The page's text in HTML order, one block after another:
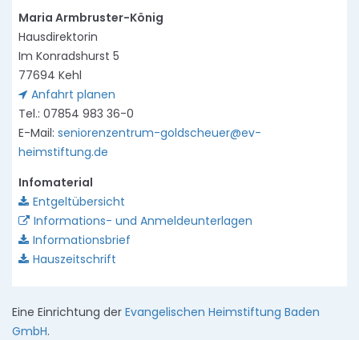
Maria Armbruster-König
Hausdirektorin
Im Konradshurst 5
77694 Kehl
Anfahrt planen
Tel.: 07854 983 36-0
E-Mail: seniorenzentrum-goldscheuer@ev-
heimstiftung.de
Infomaterial
Entgeltübersicht
Informations- und Anmeldeunterlagen
Informationsbrief
Hauszeitschrift
Eine Einrichtung der Evangelischen Heimstiftung Baden
GmbH.